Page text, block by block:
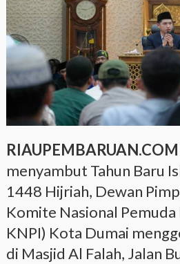
menyambut Tahun Baru
1448 Hijriah, Dewan
Komite Nasional Pemuda
KNPI) Kota Dumai
di Masjid Al Falah, Jalan